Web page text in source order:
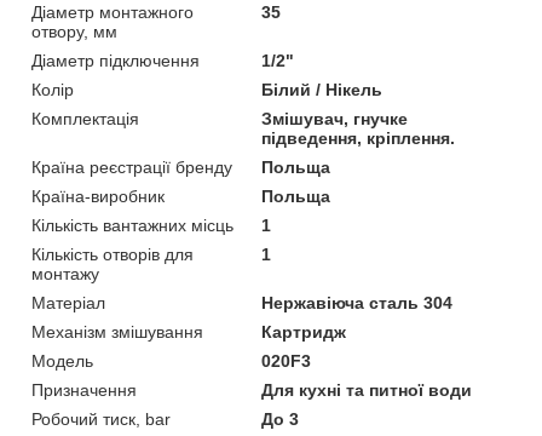
Діаметр монтажного
отвору, мм
35
Діаметр підключення
1/2"
Колір
Білий / Нікель
Комплектація
Змішувач, гнучке
підведення, кріплення.
Країна реєстрації бренду
Польща
Країна-виробник
Польща
Кількість вантажних місць
1
Кількість отворів для
монтажу
1
Матеріал
Нержавіюча сталь 304
Механізм змішування
Картридж
Мoдель
020F3
Призначення
Для кухні та питної води
Робочий тиск, bar
До 3